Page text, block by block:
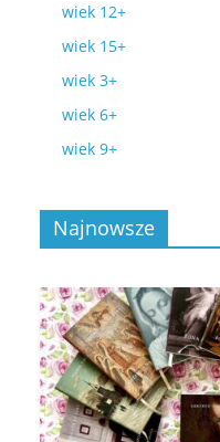
wiek 12+
wiek 15+
wiek 3+
wiek 6+
wiek 9+
Najnowsze